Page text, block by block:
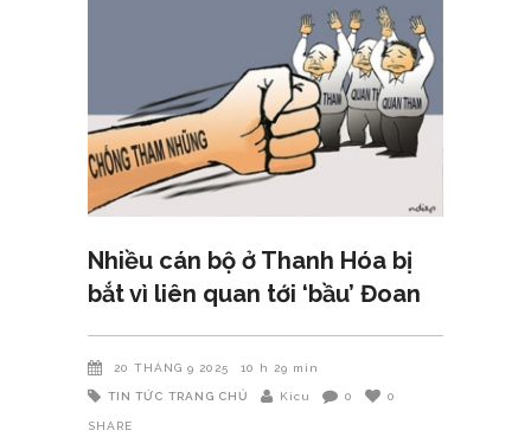
Nhiều cán bộ ở Thanh Hóa bị
bắt vì liên quan tới ‘bầu’ Đoan
20 THÁNG 9 2025 10 h 29 min
TIN TỨC TRANG CHỦ Kicu 0 0
SHARE